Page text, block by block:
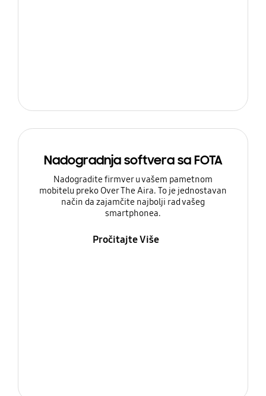
Nadogradnja softvera sa FOTA
Nadogradite firmver u vašem pametnom
mobitelu preko Over The Aira. To je jednostavan
način da zajamčite najbolji rad vašeg
smartphonea.
Pročitajte Više